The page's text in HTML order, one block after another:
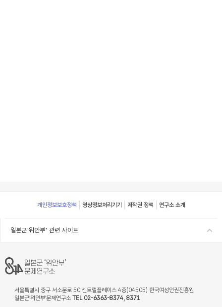
Footer
개인정보보호정책 영상정보처리기기 저작권 정책 연구소 소개
일본군'위안부' 관련 사이트
서울특별시 중구 서소문로 50 센트럴플레이스 4층(04505) 한국여성인권진흥원
일본군‘위안부’문제연구소 TEL 02-6363-8374, 8371